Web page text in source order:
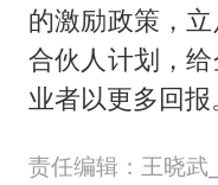
的激励政策，
合伙人计划，
业者以更多回报
责任编辑：王晓武